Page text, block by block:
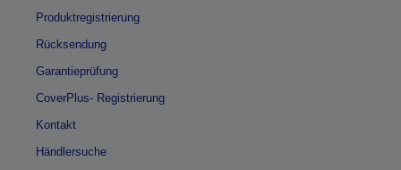
Produktregistrierung
Rücksendung
Garantieprüfung
CoverPlus- Registrierung
Kontakt
Händlersuche